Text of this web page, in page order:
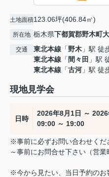
土地面積123.06坪(406.84㎡)
所在地 栃木県下都賀郡野木町
交通 東北本線 「野木 」駅 徒
東北本線 「 間々田 」駅
東北本線 「古河 」駅 徒
現地見学会
日時
2026年8月1日 ～ 2026
09:00 ～ 19:00
※事前に必ずお問い合わせくだ
～事前にお問合せ下さい（営
※今から見たい、当日予約のお